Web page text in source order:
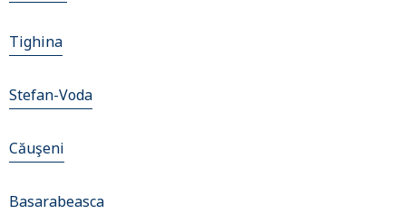
Tighina
Stefan-Voda
Căuşeni
Basarabeasca